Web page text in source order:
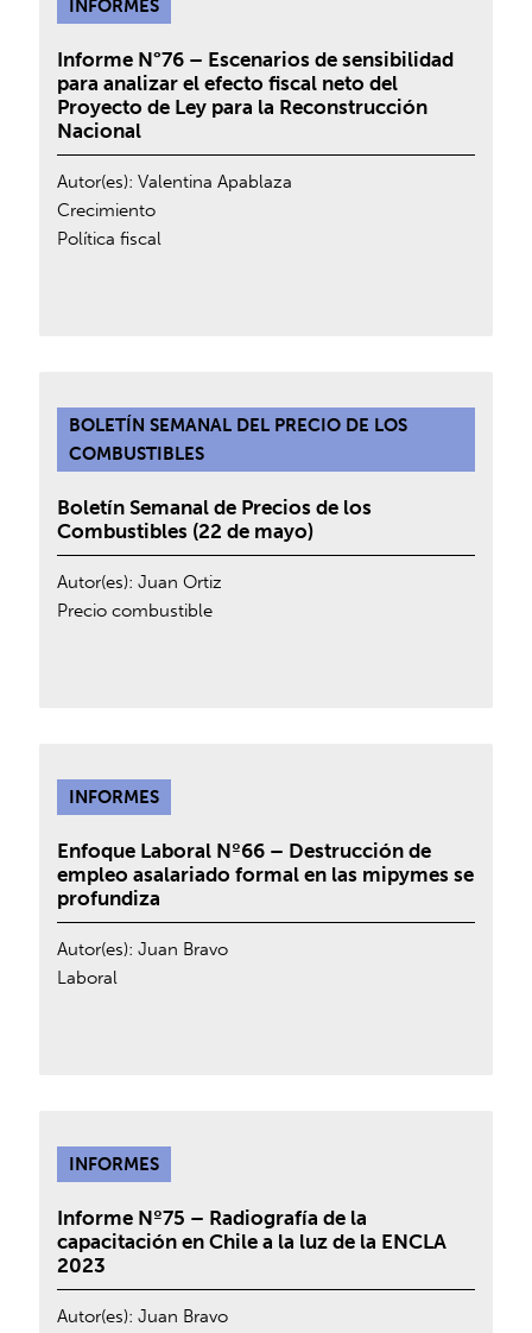
INFORMES
Informe N°76 – Escenarios de sensibilidad
para analizar el efecto fiscal neto del
Proyecto de Ley para la Reconstrucción
Nacional
Autor(es):Valentina Apablaza
Crecimiento
Política fiscal
BOLETÍN SEMANAL DEL PRECIO DE LOS
COMBUSTIBLES
Boletín Semanal de Precios de los
Combustibles (22 de mayo)
Autor(es):Juan Ortiz
Precio combustible
INFORMES
Enfoque Laboral Nº66 – Destrucción de
empleo asalariado formal en las mipymes se
profundiza
Autor(es):Juan Bravo
Laboral
INFORMES
Informe Nº75 – Radiografía de la
capacitación en Chile a la luz de la ENCLA
2023
Autor(es):Juan Bravo